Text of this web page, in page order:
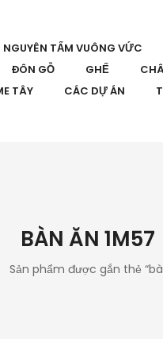
NGUYÊN TẤM VUÔNG VỨC
ĐÔN GỖ GHẾ
TÂY CÁC DỰ ÁN
BÀN ĂN 1M57
Sản phẩm được gắn thẻ